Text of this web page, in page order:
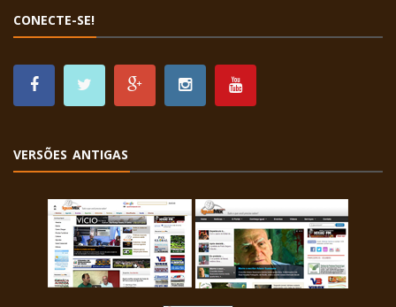
CONECTE-SE!
VERSÕES ANTIGAS